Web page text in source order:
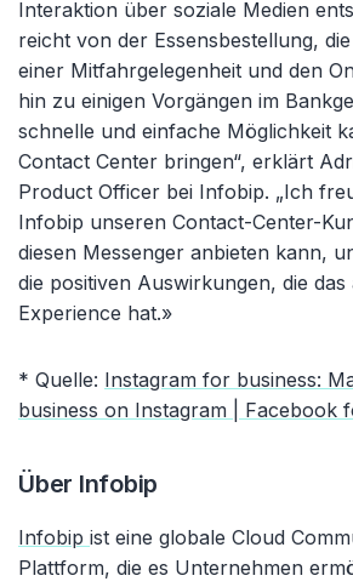
Interaktion über soziale Medien
reicht von der Essensbestellung,
einer Mitfahrgelegenheit und den
hin zu einigen Vorgängen im
schnelle und einfache Möglichkeit
Contact Center bringen“, erklärt
Product Officer bei Infobip. „Ich
Infobip unseren Contact-Center-
diesen Messenger anbieten kann,
die positiven Auswirkungen, die
Experience hat.»
* Quelle: Instagram for business:
business on Instagram | Facebook
Über Infobip
Infobip ist eine globale Cloud
Plattform, die es Unternehmen